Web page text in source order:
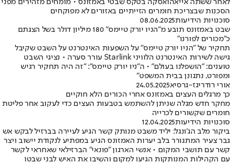
לאחר ששתה אייאהואסקה בטקס שבטי באמזונס • מומחים מזהירים מפני
הסכנות שבצריכת חומרים הזייתיים באזורים לא מפוקחים
סוכנויות הידיעות08.06.2025
שבט באמזונס תובע מ"הניו יורק טיימס" 180 מיליון דולר בשל הצגתם
כ"מכורים לפורנו"
תחקיר של "הניו יורק טיימס" על השפעות האינטרנט על השבט שקיבל
גישה לשירות האינטרנט הלוויני Starlink עורר סערה • נציגי השבט
טוענים: "הושפלנו בעולם" • ה"ניו יורק טיימס": "זה היה תחקיר רגיש
ומפורט, נתגונן בבית המשפט"
אורי רודריגז-גרסיא24.05.2025
כך מרגלים העצים באמזונס אחרי הכורים הלא חוקיים
מחקר חדש מגלה שניתן להשתמש בטבעות העצים כדי לעקוב אחר פליטת
חומרים שקשורים לכרייה
סוכנויות הידיעות12.04.2025
ביקור מלב הג'ונגל: יליד משבט מנותק קשר הגיע לעיירה בברזיל לבקש אש
גבר צעיר המתגורר בלב יערות האמזונס הגיע במפתיע לנקודת יישוב ויצר
קשר עם תושבי המקום • אנשי הארגון "פונאי" הברזילאי שאחראי לקשר
עם הקהילות המנותקות הגיעו למקום והשיבו את האיש לבני שבטו